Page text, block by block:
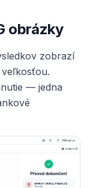
obrázky
zobrazí
— jedna